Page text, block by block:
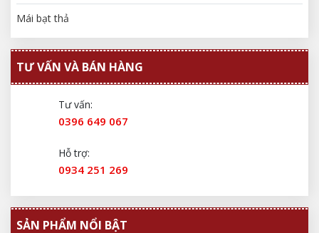
Mái bạt thả
TƯ VẤN VÀ BÁN HÀNG
Tư vấn:
0396 649 067
Hỗ trợ:
0934 251 269
SẢN PHẨM NỔI BẬT